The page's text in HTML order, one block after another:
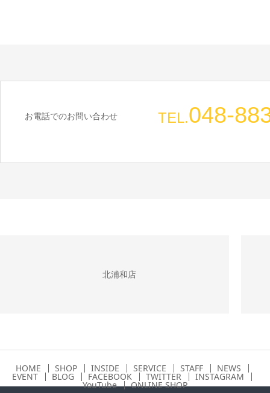
お電話でのお問い合わせ TEL.048-
北浦和店
HOME SHOP INSIDE SERVICE STAFF NEWS
EVENT BLOG FACEBOOK TWITTER INSTAGRAM
YouTube ONLINE SHOP